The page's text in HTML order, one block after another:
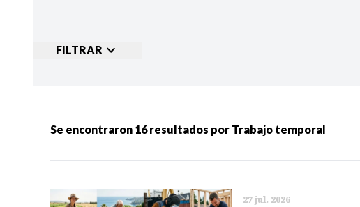
FILTRAR
Categorias: NOTICIAS SERIES
Se encontraron 16 resultados por Trabajo temporal
27 jul. 2026